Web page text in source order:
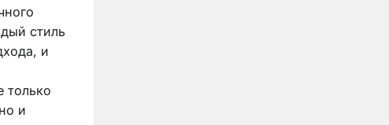
стиль
и
только
и